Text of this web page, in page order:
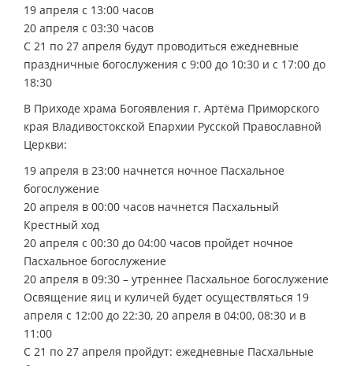
19 апреля с 13:00 часов
20 апреля с 03:30 часов
С 21 по 27 апреля будут проводиться ежедневные
праздничные богослужения с 9:00 до 10:30 и с 17:00 до
18:30
В Приходе храма Богоявления г. Артёма Приморского
края Владивостокской Епархии Русской Православной
Церкви:
19 апреля в 23:00 начнется ночное Пасхальное
богослужение
20 апреля в 00:00 часов начнется Пасхальный
Крестный ход
20 апреля с 00:30 до 04:00 часов пройдет ночное
Пасхальное богослужение
20 апреля в 09:30 – утреннее Пасхальное богослужение
Освящение яиц и куличей будет осуществляться 19
апреля с 12:00 до 22:30, 20 апреля в 04:00, 08:30 и в
11:00
С 21 по 27 апреля пройдут: ежедневные Пасхальные